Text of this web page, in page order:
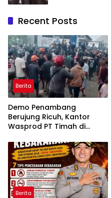
Recent Posts
Berita
Demo Penambang
Berujung Ricuh, Kantor
Wasprod PT Timah di
Berita